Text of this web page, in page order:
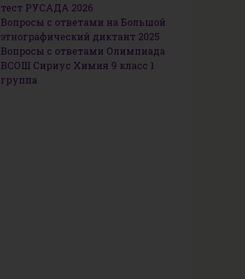
тест РУСАДА 2026
Вопросы с ответами на Большой
этнографический диктант 2025
Вопросы с ответами Олимпиада
ВСОШ Сириус Химия 9 класс 1
группа